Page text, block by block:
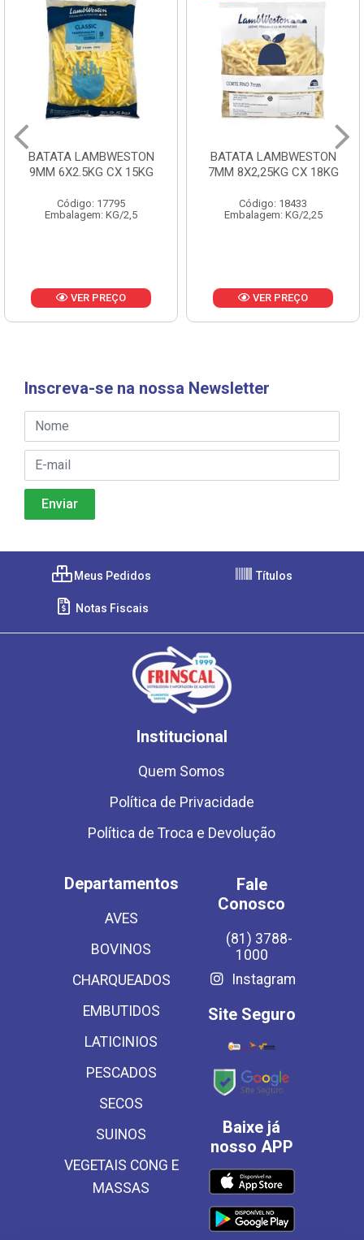
BATATA LAMBWESTON
9MM 6X2.5KG CX 15KG
Código: 17795
Embalagem: KG/2,5
VER PREÇO
BATATA LAMBWESTON
7MM 8X2,25KG CX 18KG
Código: 18433
Embalagem: KG/2,25
VER PREÇO
Inscreva-se na nossa Newsletter
Meus Pedidos Títulos
Notas Fiscais
Institucional
Quem Somos
Política de Privacidade
Política de Troca e Devolução
Departamentos
AVES
BOVINOS
CHARQUEADOS
EMBUTIDOS
LATICINIOS
PESCADOS
SECOS
SUINOS
VEGETAIS CONG E
MASSAS
Fale
Conosco
(81) 3788-
1000
Instagram
Site Seguro
Baixe já
nosso APP